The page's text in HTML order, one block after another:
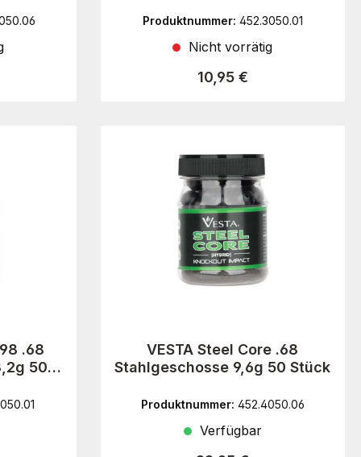
Produktnummer: 452.3050.01
Nicht vorrätig
Regulärer Preis:
10,95 €
.68
50
VESTA Steel Core .68
Stahlgeschosse 9,6g 50 Stück
Produktnummer: 452.4050.06
Verfügbar